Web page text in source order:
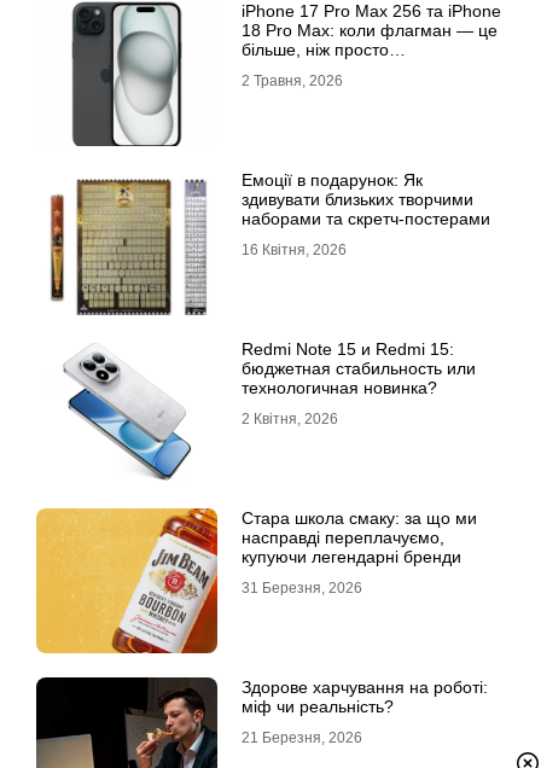
iРhone 17 Рro Мax 256 та iРhone
18 Рro Мax: коли флагман — це
більше, ніж просто
2 Травня, 2026
Емоції в подарунок: Як
здивувати близьких творчими
наборами та скретч-постерами
16 Квітня, 2026
Redmi Note 15 и Redmi 15:
бюджетная стабильность или
технологичная новинка?
2 Квітня, 2026
Стара школа смаку: за що ми
насправді переплачуємо,
купуючи легендарні бренди
31 Березня, 2026
Здорове харчування на роботі:
міф чи реальність?
21 Березня, 2026